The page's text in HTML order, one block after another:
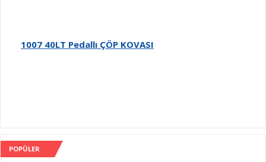
1007 40LT Pedallı ÇÖP KOVASI
POPÜLER